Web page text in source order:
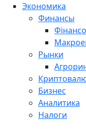
Экономика
Финансы
Рынки
Бизнес
Аналитика
Налоги